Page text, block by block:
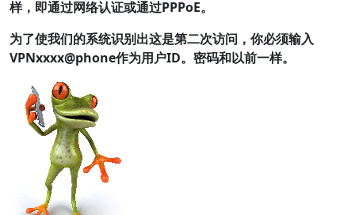
样，即通过网络认证或通过PPPoE。
为了使我们的系统识别出这是第二次访问，你必须输入
VPNxxxx@phone作为用户ID。密码和以前一样。